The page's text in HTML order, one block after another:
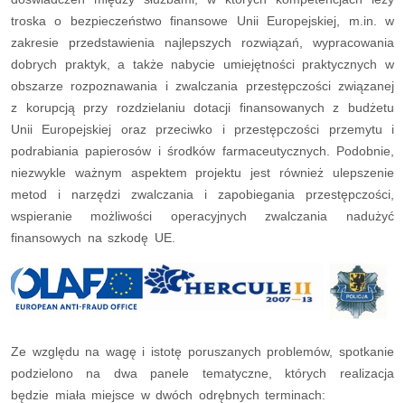
troska o bezpieczeństwo finansowe Unii Europejskiej, m.in. w
zakresie przedstawienia najlepszych rozwiązań, wypracowania
dobrych praktyk, a także nabycie umiejętności praktycznych w
obszarze rozpoznawania i zwalczania przestępczości związanej
z korupcją przy rozdzielaniu dotacji finansowanych z budżetu
Unii Europejskiej oraz przeciwko i przestępczości przemytu i
podrabiania papierosów i środków farmaceutycznych. Podobnie,
niezwykle ważnym aspektem projektu jest również ulepszenie
metod i narzędzi zwalczania i zapobiegania przestępczości,
wspieranie możliwości operacyjnych zwalczania nadużyć
finansowych na szkodę UE.
Ze względu na wagę i istotę poruszanych problemów, spotkanie
podzielono na dwa panele tematyczne, których realizacja
będzie miała miejsce w dwóch odrębnych terminach: